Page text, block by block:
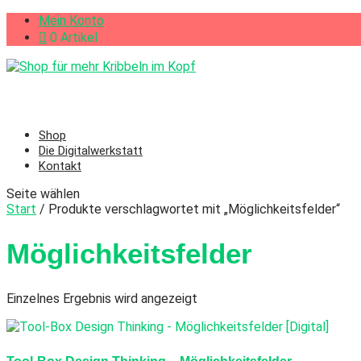
Mein Konto
0 Artikel
Shop
Die Digitalwerkstatt
Kontakt
Seite wählen
Start / Produkte verschlagwortet mit „Möglichkeitsfelder“
Möglichkeitsfelder
Einzelnes Ergebnis wird angezeigt